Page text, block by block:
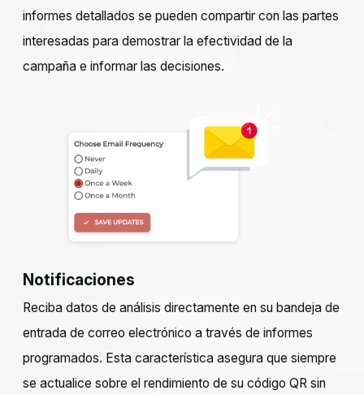
informes detallados se pueden compartir con las partes
interesadas para demostrar la efectividad de la
campaña e informar las decisiones.
Notificaciones
Reciba datos de análisis directamente en su bandeja de
entrada de correo electrónico a través de informes
programados. Esta característica asegura que siempre
se actualice sobre el rendimiento de su código QR sin